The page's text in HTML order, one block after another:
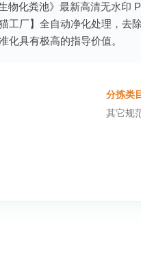
物化粪池》最新高清无水印
厂】全自动净化处理，去
化具有极高的指导价值。
分拣类
其它规